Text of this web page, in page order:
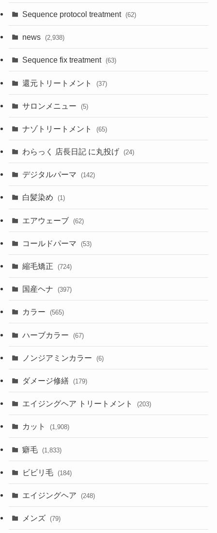
Sequence protocol treatment (62)
news (2,938)
Sequence fix treatment (63)
還元トリートメント (37)
サロンメニュー (5)
ナゾトリートメント (65)
わらっく 店長日記 に丸投げ (24)
デジタルパーマ (142)
白髪染め (1)
エアウェーブ (62)
コールドパーマ (53)
縮毛矯正 (724)
国産ヘナ (397)
カラー (565)
ハーブカラー (67)
ノンジアミンカラー (6)
ダメージ修繕 (179)
エイジングヘア トリートメント (203)
カット (1,908)
癖毛 (1,833)
ビビリ毛 (184)
エイジングヘア (248)
メンズ (79)